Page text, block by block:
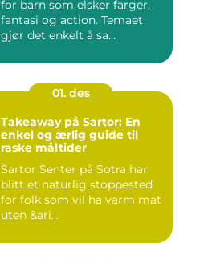
for barn som elsker farger,
fantasi og action. Temaet
gjør det enkelt å sa...
01. des
Takeaway på Sartor: En
enkel og ærlig guide til
raske måltider
Sartor Senter på Sotra har
blitt et naturlig stoppested
for folk som vil ha varm mat
uten &ari...